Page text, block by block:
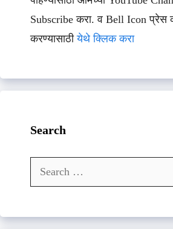
Subscribe करा. व Bell Icon प्रेस
करण्यासाठीयेथे क्लिक करा
Search
Search
for: